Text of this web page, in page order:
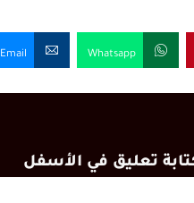
Whatsapp
Email
تعليق في الأسفل